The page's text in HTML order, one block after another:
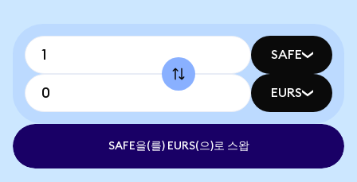
SAFE
EURS
SAFE을(를) EURS(으)로 스왑